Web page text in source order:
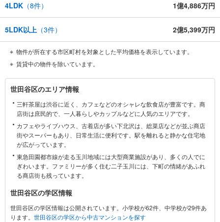
4LDK （8件） 1億4,886万円
5LDK以上 （3件） 2億5,399万円
物件が所在する市区町村を対象とした平均価格を表示しています。
賃貸中の物件を除いています。
世
田
谷
区
に
関
す
る
世田谷区のエリア情報
三軒茶屋は渋谷に近く、カフェなどのオシャレな飲食店が豊富です。商
店街は庶民的で、一人暮らしやカップルなどに人気のエリアです。
カフェやライブハウス、古着店が多い下北沢は、総菜店などが並ぶ商店
街やスーパーもあり、日常生活に便利です。駅を離れると静かな住宅地
が広がっています。
東急田園都市線が走る玉川地域には大型商業施設があり、多くの人でに
ぎわいます。ファミリーが多く住む二子玉川には、下町の情緒があふれ
る商店街も残っています。
世田谷区の学区情報
世田谷区の学区情報は公開されています。小学校が62件、中学校が29件あ
ります。 世田谷区の学区から中古マンションを探す